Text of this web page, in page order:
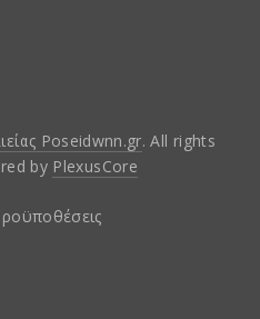
Poseidwnn.gr. All rights
by PlexusCore